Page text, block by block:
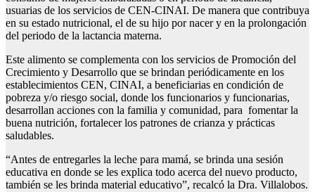
usuarias de los servicios de CEN-CINAI. De manera que contribuya
en su estado nutricional, el de su hijo por nacer y en la prolongación
del periodo de la lactancia materna.
Este alimento se complementa con los servicios de Promoción del
Crecimiento y Desarrollo que se brindan periódicamente en los
establecimientos CEN, CINAI, a beneficiarias en condición de
pobreza y/o riesgo social, donde los funcionarios y funcionarias,
desarrollan acciones con la familia y comunidad, para fomentar la
buena nutrición, fortalecer los patrones de crianza y prácticas
saludables.
“Antes de entregarles la leche para mamá, se brinda una sesión
educativa en donde se les explica todo acerca del nuevo producto,
también se les brinda material educativo”, recalcó la Dra. Villalobos.